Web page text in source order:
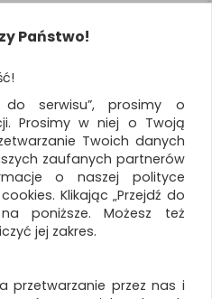
Więcej
Państwo!
do serwisu”, prosimy o
Prosimy w niej o Twoją
Twoich danych
zaufanych partnerów
o naszej polityce
Klikając „Przejdź do
poniższe. Możesz też
jej zakres.
przetwarzanie przez nas i